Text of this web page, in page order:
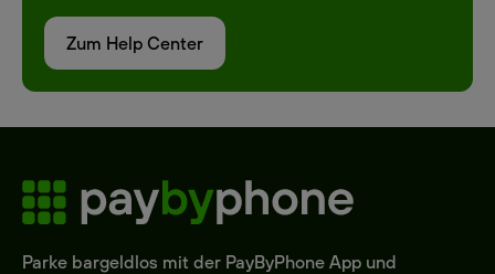
Zum Help Center
Parke bargeldlos mit der PayByPhone App und